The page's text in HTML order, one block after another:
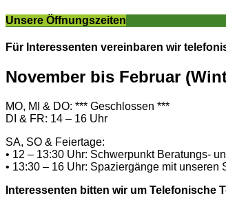
Unsere Öffnungszeiten
Für Interessenten vereinbaren wir
November bis Februar
MO, MI & DO: *** Geschlossen ***
DI & FR: 14 – 16 Uhr
SA, SO & Feiertage:
• 12 – 13:30 Uhr: Schwerpunkt Beratungs-
• 13:30 – 16 Uhr: Spaziergänge mit unseren
Interessenten bitten wir um Telefonische